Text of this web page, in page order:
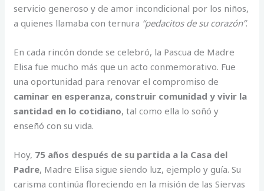
servicio generoso y de amor incondicional por los niños,
a quienes llamaba con ternura “pedacitos de su corazón”.
En cada rincón donde se celebró, la Pascua de Madre
Elisa fue mucho más que un acto conmemorativo. Fue
una oportunidad para renovar el compromiso de
caminar en esperanza, construir comunidad y vivir la
santidad en lo cotidiano, tal como ella lo soñó y
enseñó con su vida.
Hoy, 75 años después de su partida a la Casa del
Padre, Madre Elisa sigue siendo luz, ejemplo y guía. Su
carisma continúa floreciendo en la misión de las Siervas